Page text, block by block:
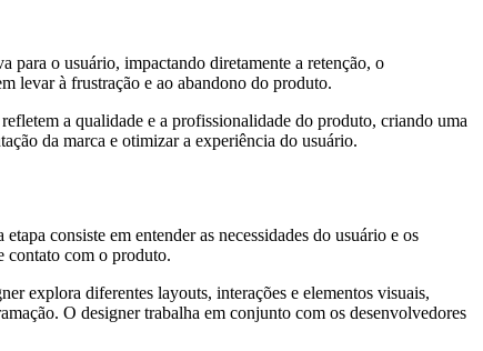
para o usuário, impactando diretamente a retenção, o
levar à frustração e ao abandono do produto.
a qualidade e a profissionalidade do produto, criando uma
da marca e otimizar a experiência do usuário.
consiste em entender as necessidades do usuário e os
contato com o produto.
explora diferentes layouts, interações e elementos visuais,
O designer trabalha em conjunto com os desenvolvedores